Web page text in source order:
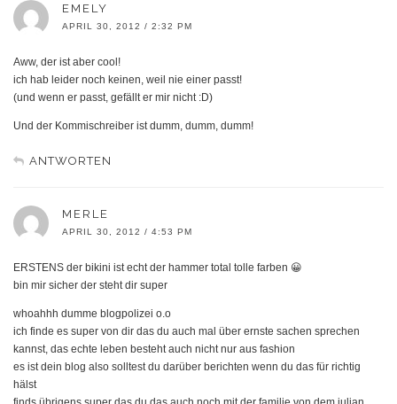
EMELY
APRIL 30, 2012 / 2:32 PM
Aww, der ist aber cool!
ich hab leider noch keinen, weil nie einer passt!
(und wenn er passt, gefällt er mir nicht :D)
Und der Kommischreiber ist dumm, dumm, dumm!
ANTWORTEN
MERLE
APRIL 30, 2012 / 4:53 PM
ERSTENS der bikini ist echt der hammer total tolle farben 😀
bin mir sicher der steht dir super
whoahhh dumme blogpolizei o.o
ich finde es super von dir das du auch mal über ernste sachen sprechen
kannst, das echte leben besteht auch nicht nur aus fashion
es ist dein blog also solltest du darüber berichten wenn du das für richtig
hälst